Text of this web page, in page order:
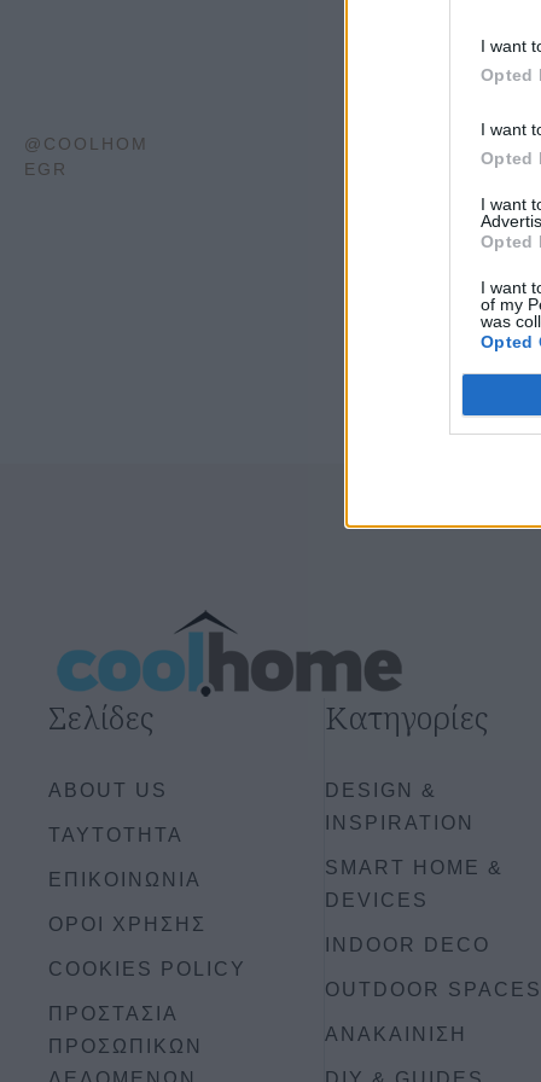
I want
Opted
I want
Opted
I want
Opted
I want
of my
was
Opted
@COOLHOM
EGR
Σελίδες
ABOUT US
ΤΑΥΤΟΤΗΤΑ
ΕΠΙΚΟΙΝΩΝΙΑ
ΟΡΟΙ ΧΡΗΣΗΣ
COOKIES POLICY
ΠΡΟΣΤΑΣΙΑ
ΠΡΟΣΩΠΙΚΩΝ
Κατηγορίες
DESIGN &
INSPIRATION
SMART HOME &
DEVICES
INDOOR DECO
OUTDOOR SPACES
ΑΝΑΚΑΙΝΙΣΗ